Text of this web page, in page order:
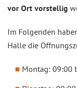
vor Ort vorstellig
Im Folgenden
Halle die
Montag: 09:00